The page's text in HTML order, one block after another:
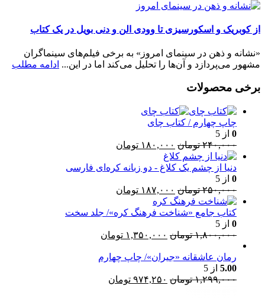
از کوبریک و اسکورسیزی تا وودی الن و دنی بویل در یک کتاب
«نشانه و ذهن در سینمای امروز» به برخی فیلم‌های سینماگران
مشهور می‌پردازد و آن‌ها را تحلیل می‌کند اما در این... ادامه مطلب
برخی محصولات
چاپ چهارم / کتاب چای
0 از 5
۲۴۰,۰۰۰ تومان قیمت
اصلی:
۲۴۰,۰۰۰ تومان
۱۸۰,۰۰۰ تومان
۱۸۰,۰۰۰ تومان.
دنیا از چشم یک کلاغ - دو زبانه کره‌ای فارسی
0 از 5
۲۵۰,۰۰۰ تومان قیمت
اصلی:
۲۵۰,۰۰۰ تومان
۱۸۷,۰۰۰ تومان
۱۸۷,۰۰۰ تومان.
کتاب جامع «شناخت فرهنگ کره»/ جلد سخت
0 از 5
۱,۸۰۰,۰۰۰ تومان قیمت
۱,۸۰۰,۰۰۰ تومان
۱,۳۵۰,۰۰۰ تومان
۱,۳۵۰,۰۰۰ تومان.رمان عاشقانه «جیران»/ چاپ چهارم
5.00 از 5
۱,۲۹۹,۰۰۰ تومان قیمت
۹۷۴,۲۵۰ تومان